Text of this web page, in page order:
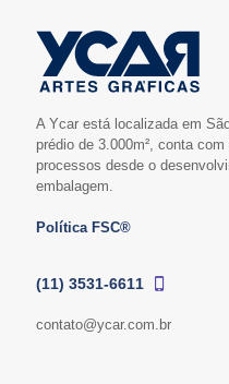
A Ycar está localizada em
prédio de 3.000m², conta
processos desde o
embalagem.
Política FSC®
(11) 3531-6611
contato@ycar.com.br